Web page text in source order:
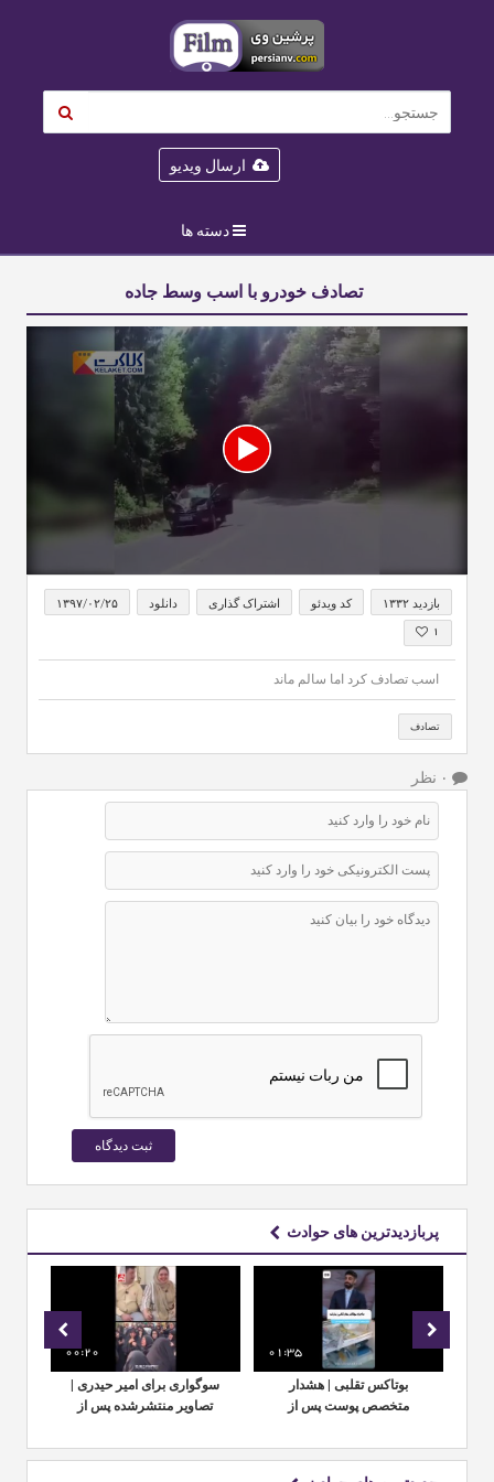
ارسال ویدیو
دسته ها
تصادف خودرو با اسب وسط جاده
0
seconds
seconds
بازدید ۱۳۳۲ کد ویدئو اشتراک گذاری دانلود ۱۳۹۷/۰۲/۲۵
۱
اسب تصادف کرد اما سالم ماند
تصادف
۰ نظر
پربازدیدترین های حوادث
01:35
بوتاکس تقلبی | هشدار
متخصص پوست پس از
زعفرانیه
00:20
سوگواری برای امیر حیدری |
تصاویر منتشرشده پس از